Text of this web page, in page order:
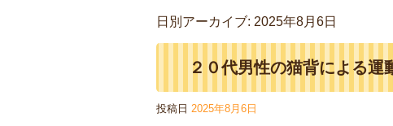
日別アーカイブ: 2025年8月6日
２０代男性の猫背による
正院スタイルケア
投稿日 2025年8月6日